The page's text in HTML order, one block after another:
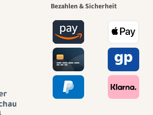
Bezahlen & Sicherheit